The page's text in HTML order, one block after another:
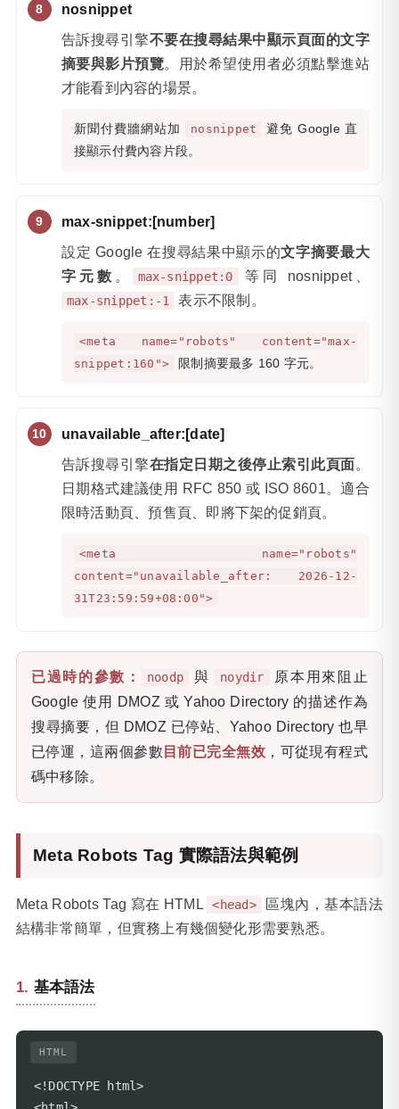
nosnippet
告訴搜尋引擎不要在搜尋結果中顯示頁面的文字
摘要與影片預覽。用於希望使用者必須點擊進站
才能看到內容的場景。
新聞付費牆網站加 nosnippet
避免 Google 直
接顯示付費內容片段。
max-snippet:[number]
設定 Google 在搜尋結果中顯示的文字摘要最大
字元數 。 max-snippet:0 等同 nosnippet、
max-snippet:-1 表示不限制。
<meta name="robots" content="max-
snippet:160">
限制摘要最多 160 字元。
unavailable_after:[date]
告訴搜尋引擎在指定日期之後停止索引此頁面。
日期格式建議使用 RFC 850 或 ISO 8601。適合
限時活動頁、預售頁、即將下架的促銷頁。
<meta name="robots"
content="unavailable_after: 2026-12-
31T23:59:59+08:00">
已過時的參數： noodp 與 noydir
原本用來阻止
Google 使用 DMOZ 或 Yahoo Directory 的描述作為
搜尋摘要，但 DMOZ 已停站、Yahoo Directory 也早
已停運，這兩個參數 目前已完全無效 ，可從現有程式
碼中移除。
Meta Robots Tag 實際語法與範例
Meta Robots Tag 寫在 HTML <head>
區塊內，基本語法
結構非常簡單，但實務上有幾個變化形需要熟悉。
基本語法
HTML
<!DOCTYPE html>